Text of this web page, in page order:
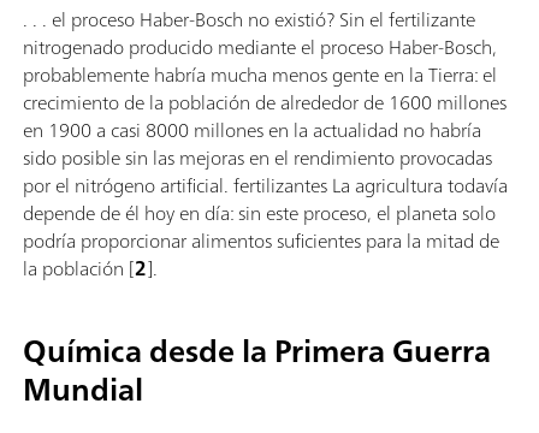
. . . el proceso Haber-Bosch no existió? Sin el fertilizante
nitrogenado producido mediante el proceso Haber-Bosch,
probablemente habría mucha menos gente en la Tierra: el
crecimiento de la población de alrededor de 1600 millones
en 1900 a casi 8000 millones en la actualidad no habría
sido posible sin las mejoras en el rendimiento provocadas
por el nitrógeno artificial. fertilizantes La agricultura todavía
depende de él hoy en día: sin este proceso, el planeta solo
podría proporcionar alimentos suficientes para la mitad de
la población [2].
Química desde la Primera Guerra
Mundial